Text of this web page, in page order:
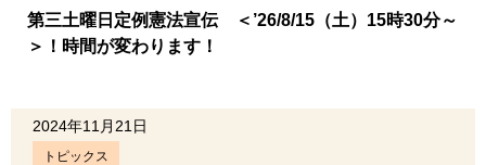
第三土曜日定例憲法宣伝 ＜’26/8/15（土）15時30分～
＞！時間が変わります！
2024年11月21日
トピックス